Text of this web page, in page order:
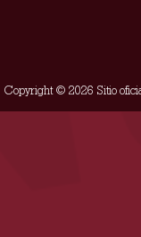
Copyright © 2026 Sitio